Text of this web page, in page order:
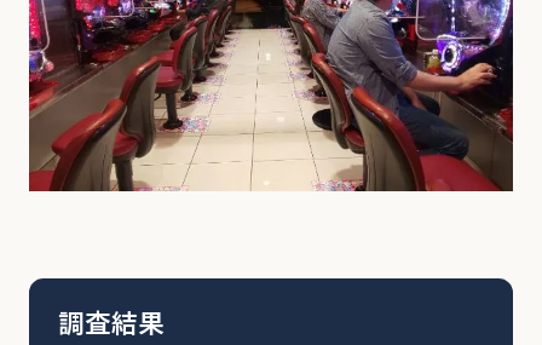
調査結果